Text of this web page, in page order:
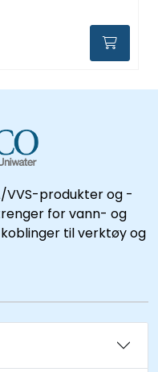
VVS-produkter og -
for vann- og
til verktøy og